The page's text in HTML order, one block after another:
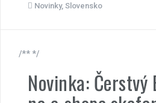
Novinky, Slovensko
/** */
Novinka: Čerstvý